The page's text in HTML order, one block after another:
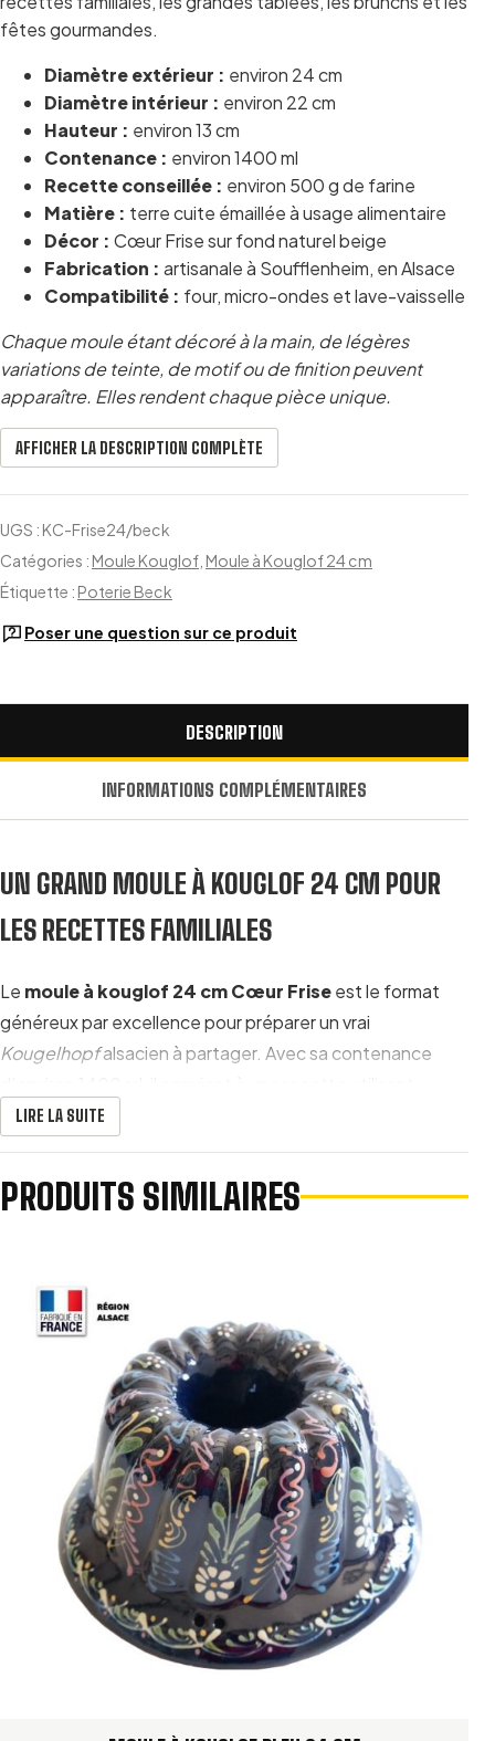
fêtes gourmandes.
Diamètre extérieur : environ 24 cm
Diamètre intérieur : environ 22 cm
Hauteur : environ 13 cm
Contenance : environ 1400 ml
Recette conseillée : environ 500 g de farine
Matière : terre cuite émaillée à usage alimentaire
Décor : Cœur Frise sur fond naturel beige
Fabrication : artisanale à Soufflenheim, en Alsace
Compatibilité : four, micro-ondes et lave-vaisselle
Chaque moule étant décoré à la main, de légères
variations de teinte, de motif ou de finition peuvent
apparaître. Elles rendent chaque pièce unique.
AFFICHER LA DESCRIPTION COMPLÈTE
UGS : KC-Frise24/beck
Catégories : Moule Kouglof Moule à Kouglof 24 cm
Étiquette : Poterie Beck
Poser une question sur ce produit
DESCRIPTION
INFORMATIONS COMPLÉMENTAIRES
UN GRAND MOULE À KOUGLOF 24 CM POUR
LES RECETTES FAMILIALES
Le moule à kouglof 24 cm Cœur Friseest le format
généreux par excellence pour préparer un vrai
Kougelhopfalsacien à partager. Avec sa contenance
environ500 g de farine
un kouglof haut, bien dessiné et suffisamment généreux
aux moments gourmands où l’on aime poser une belle
brioche alsacienne au centre de la table.
Sa forme haute, cannelée et creusée au centre reprend
les codes du moule traditionnel alsacien. Les cannelures
dessinent les reliefs caractéristiques de la brioche, tandis
que la cheminée centrale favorise une cuisson plus
régulière jusqu’au cœur de la pâte.
UN DÉCOR CŒUR FRISE NATUREL, SOBRE ET
INTEMPOREL
Cœur Frisese distingue par son style doux et
LIRE LA SUITE
PRODUITS SIMILAIRES